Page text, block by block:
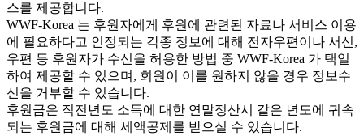
스를 제공합니다.
WWF-Korea 는 후원자에게 후원에 관련된 자료나 서비스 이용
에 필요하다고 인정되는 각종 정보에 대해 전자우편이나 서신,
우편 등 후원자가 수신을 허용한 방법 중 WWF-Korea 가 택일
하여 제공할 수 있으며, 회원이 이를 원하지 않을 경우 정보수
신을 거부할 수 있습니다.
후원금은 직전년도 소득에 대한 연말정산시 같은 년도에 귀속
되는 후원금에 대해 세액공제를 받으실 수 있습니다.